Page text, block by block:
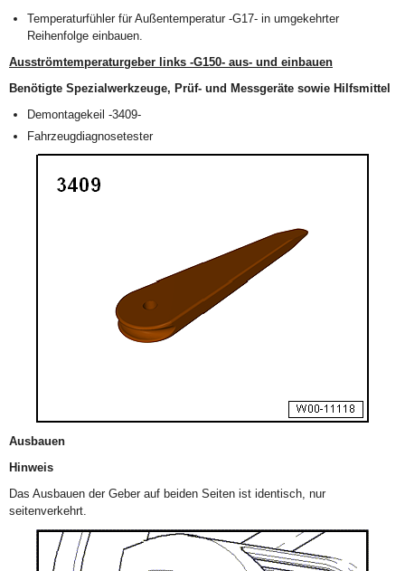
Temperaturfühler für Außentemperatur -G17- in umgekehrter
Reihenfolge einbauen.
Ausströmtemperaturgeber links -G150- aus- und einbauen
Benötigte Spezialwerkzeuge, Prüf- und Messgeräte sowie Hilfsmittel
Demontagekeil -3409-
Fahrzeugdiagnosetester
Ausbauen
Hinweis
Das Ausbauen der Geber auf beiden Seiten ist identisch, nur
seitenverkehrt.